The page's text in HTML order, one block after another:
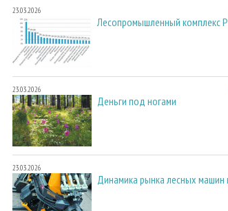
23.03.2026
Лесопромышленный комплекс
23.03.2026
Деньги под ногами
23.03.2026
Динамика рынка лесных машин